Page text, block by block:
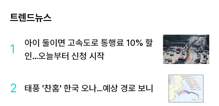
트렌드뉴스
1
아이 둘이면 고속도로 통행료 10% 할
인…오늘부터 신청 시작
2 태풍 '찬홈' 한국 오나…예상 경로 보니